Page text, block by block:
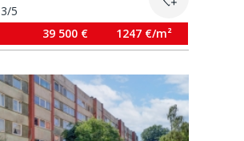
3/5
39 500 € 1247 €/m²